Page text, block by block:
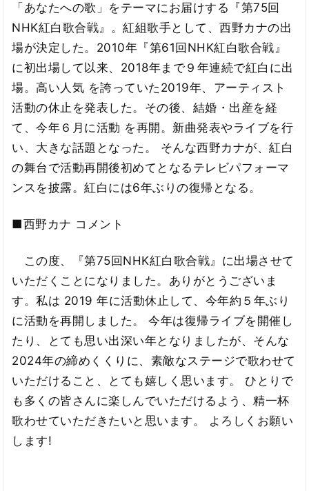
「あなたへの歌」をテーマにお届けする『第75回
NHK紅白歌合戦』。紅組歌手として、西野カナの出
場が決定した。2010年『第61回NHK紅白歌合戦』
に初出場して以来、2018年まで９年連続で紅白に出
場。高い人気 を誇っていた2019年、アーティスト
活動の休止を発表した。その後、結婚・出産を経
て、今年６月に活動 を再開。新曲発表やライブを行
い、大きな話題となった。 そんな西野カナが、紅白
の舞台で活動再開後初めてとなるテレビパフォーマ
ンスを披露。紅白には6年ぶりの復帰となる。
■西野カナ コメント
この度、『第75回NHK紅白歌合戦』に出場させて
いただくことになりました。ありがとうございま
す。私は 2019 年に活動休止して、今年約５年ぶり
に活動を再開しました。 今年は復帰ライブを開催し
たり、とても思い出深い年となりましたが、そんな
2024年の締めくくりに、素敵なステージで歌わせて
いただけること、とても嬉しく思います。 ひとりで
も多くの皆さんに楽しんでいただけるよう、精一杯
歌わせていただきたいと思います。 よろしくお願い
します!